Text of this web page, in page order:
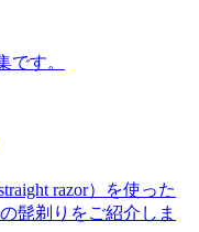
です。
razor）を使った
髭剃りをご紹介しま